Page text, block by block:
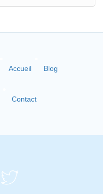
Accueil Blog
Contact